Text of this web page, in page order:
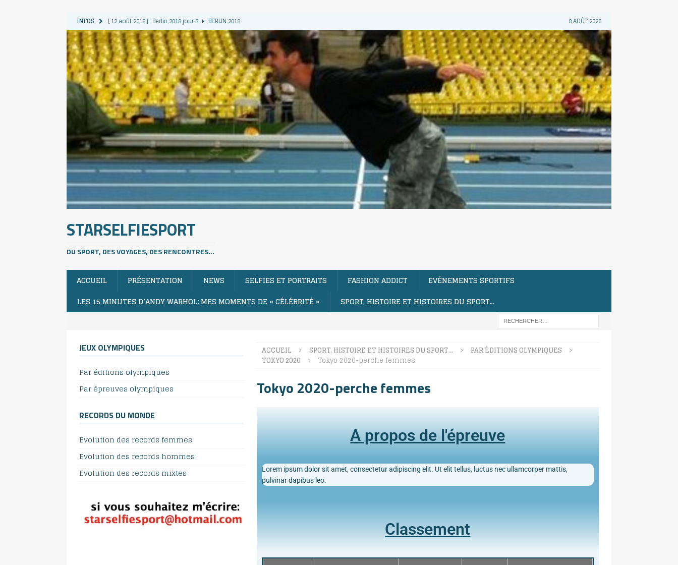
INFOS [ 12 août 2018 ] Berlin 2018 jour 5
BERLIN 2018
[ 11 août 2018 ] Berlin 2018 jour 4
BERLIN 2018
[ 10 août 2018 ] Berlin 2018 Jour 3
BERLIN 2018
[ 9 août 2018 ] Berlin 2018 jour 2
BERLIN 2018
[ 13 août 2018 ] Berlin 2018 jour 6 BERLIN 2018
8 AOÛT 2026
STARSELFIESPORT
DU SPORT, DES VOYAGES, DES RENCONTRES...
ACCUEIL PRÉSENTATION NEWS SELFIES ET PORTRAITS FASHION ADDICT
EVÉNEMENTS SPORTIFS
LES 15 MINUTES D’ANDY WARHOL: MES MOMENTS DE « CÉLÉBRITÉ »
SPORT, HISTOIRE ET HISTOIRES DU SPORT…
ACCUEIL SPORT, HISTOIRE ET HISTOIRES DU SPORT…
PAR ÉDITIONS OLYMPIQUES
TOKYO 2020
Tokyo 2020-perche femmes
Tokyo 2020-perche femmes
A propos de l'épreuve
Lorem ipsum dolor sit amet, consectetur adipiscing elit. Ut elit tellus, luctus nec ullamcorper mattis,
pulvinar dapibus leo.
Classement
JEUX OLYMPIQUES
Par éditions olympiques
Par épreuves olympiques
RECORDS DU MONDE
Evolution des records femmes
Evolution des records hommes
Evolution des records mixtes